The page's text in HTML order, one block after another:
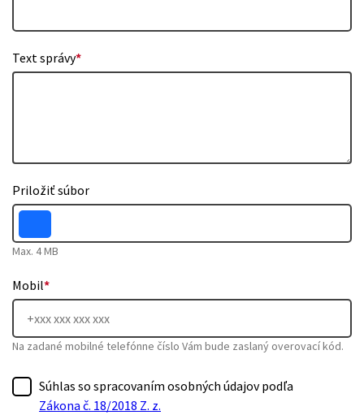
Text správy*
Priložiť súbor
Max. 4 MB
Mobil*
Na zadané mobilné telefónne číslo Vám bude zaslaný overovací kód.
Súhlas so spracovaním osobných údajov podľa
Zákona č. 18/2018 Z. z.